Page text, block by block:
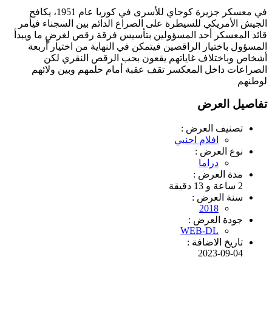
في معسكر جزيرة كوجاي للأسرى في كوريا عام 1951، يكافح
الجيش الأمريكي للسيطرة على الصراع الدائم بين السجناء فيأمر
قائد المعسكر أحد المسؤولين بتأسيس فرقة رقص لغرضٍ ما ويبدأ
المسؤول باختيار الراقصين فيتمكن في النهاية من اختيار أربعة
أشخاص وباختلاف غاياتهم يقعون بحب الرقص النقري لكن
الصراعات داخل المعكسر تقف عقبة أمام حلمهم وبين ولائهم
لوطنهم
تفاصيل العرض
تصنيف العرض :
افلام اجنبي
نوع العرض :
دراما
مدة العرض :
2 ساعة و 13 دقيقة
سنة العرض :
2018
جودة العرض :
WEB-DL
تاريخ الاضافة :
2023-09-04